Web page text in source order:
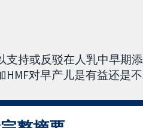
支持或反驳在人乳中早期
对早产儿是有益还是不